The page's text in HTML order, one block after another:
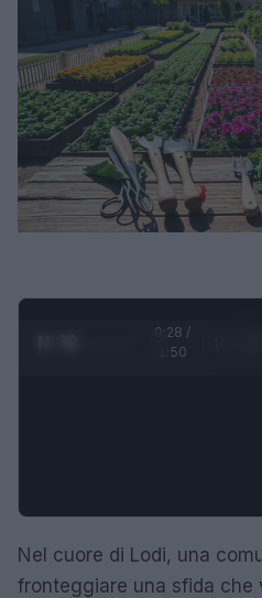
0:29 /
1:50
Nel cuore di Lodi, una
fronteggiare una sfida che